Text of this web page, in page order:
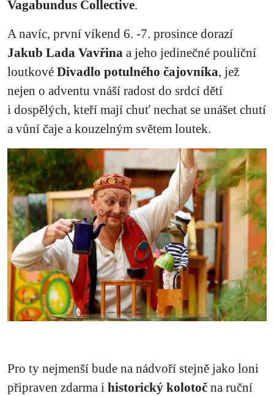
Vagabundus Collective.
A navíc, první víkend 6. -7. prosince dorazí
Jakub Lada Vavřina a jeho jedinečné pouliční
loutkové Divadlo potulného čajovníka, jež
nejen o adventu vnáší radost do srdcí dětí
i dospělých, kteří mají chuť nechat se unášet chutí
a vůní čaje a kouzelným světem loutek.
Pro ty nejmenší bude na nádvoří stejně jako loni
připraven zdarma i historický kolotoč na ruční